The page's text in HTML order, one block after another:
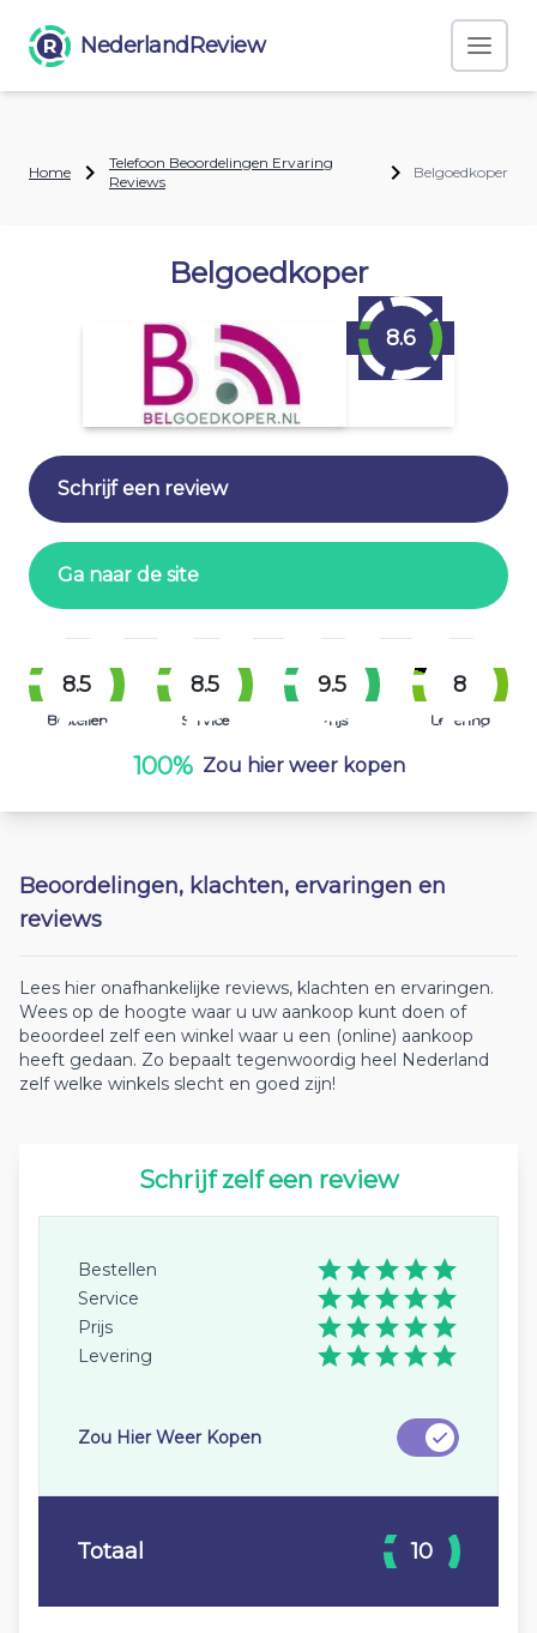
NederlandReview
Home
Telefoon Beoordelingen Ervaring
Reviews
Belgoedkoper
Belgoedkoper
8.6
Schrijf een review
Ga naar de site
8.5
Bestellen
8.5
Service
9.5
Prijs
8
Levering
100% Zou hier weer kopen
Beoordelingen, klachten, ervaringen en
reviews
Lees hier onafhankelijke reviews, klachten en ervaringen.
Wees op de hoogte waar u uw aankoop kunt doen of
beoordeel zelf een winkel waar u een (online) aankoop
heeft gedaan. Zo bepaalt tegenwoordig heel Nederland
zelf welke winkels slecht en goed zijn!
Schrijf zelf een review
Bestellen
Service
Prijs
Levering
Zou Hier Weer Kopen
Totaal 10